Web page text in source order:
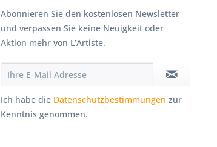
Abonnieren Sie den kostenlosen Newsletter
und verpassen Sie keine Neuigkeit oder
Aktion mehr von L’Artiste.
Ich habe die Datenschutzbestimmungen zur
Kenntnis genommen.